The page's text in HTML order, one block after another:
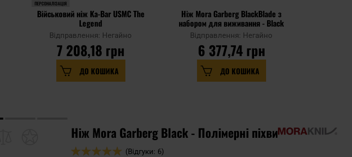
ПЕРСОНАЛІЗАЦІЯ
Військовий ніж Ka-Bar USMC The
Legend
Відправлення: Негайно
7 208,18 грн
ДО КОШИКА
Ніж Mora Garberg BlackBlade з
набором для виживання - Black
Відправлення: Негайно
6 377,74 грн
ДО КОШИКА
Ніж Mora Garberg Black - Полімерні піхви
Оцінка:
(Відгуки: 6)